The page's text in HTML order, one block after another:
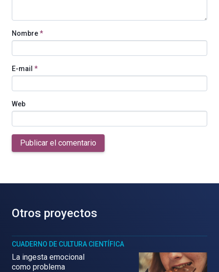
Nombre*
E-mail *
Web
Publicar el comentario
Otros proyectos
CUADERNO DE CULTURA CIENTÍFICA
La ingesta emocional
como problema